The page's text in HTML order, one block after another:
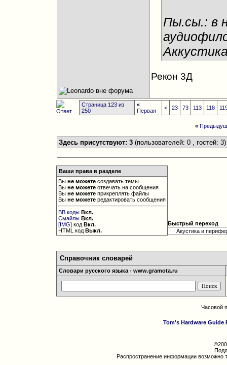
Пы.сы.: в
Рекон 3Д
Страница 123 из
250
«
Первая
< 23 73 113 118
«
Здесь присутствуют: 3 (пользователей: 0 , гостей: 3)
Ваши права в разделе
Выне можете создавать темы
Выне можете отвечать на сообщения
Выне можете прикреплять файлы
Выне можете редактировать сообщения
BB коды Вкл.
Смайлы Вкл.
[IMG] кодВкл.
HTML кодВыкл.
Быстрый переход
Справочник словарей
Словари русского языка - www.gramota.ru
Часовой
Tom's Hardware Guide
Распространение информации возможно